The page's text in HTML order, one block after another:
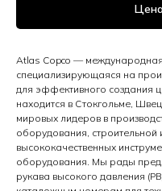
Atlas Copco — международная
специализирующаяся на
для эффективного создания
находится в Стокгольме,
мировых лидеров в
оборудования, строительной
высококачественных
оборудования. Мы рады
рукава высокого давления